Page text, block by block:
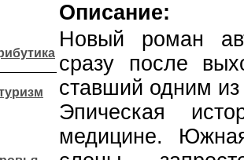
Описание:
Новый роман
сразу после
ставший одним
Эпическая
медицине.